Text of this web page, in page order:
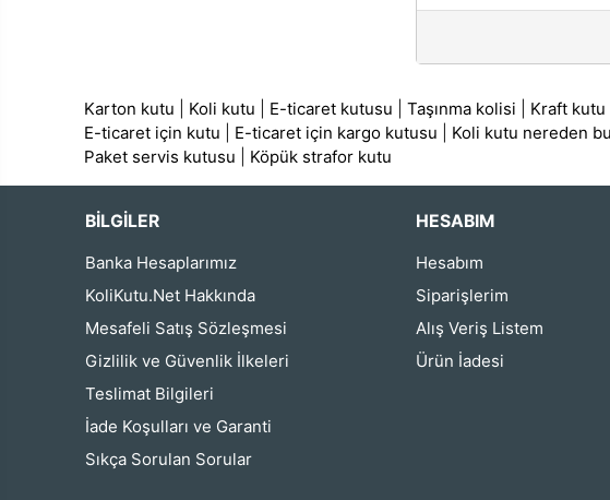
Karton kutu Koli kutu E-ticaret kutusu |Taşınma kolisi Kraft kutu
E-ticaret için kutu
E-ticaret için kargo kutusu Koli kutu nereden
Paket servis kutusu
Köpük strafor kutu
BİLGİLER
Banka Hesaplarımız
KoliKutu.Net Hakkında
Mesafeli Satış Sözleşmesi
Gizlilik ve Güvenlik İlkeleri
Teslimat Bilgileri
İade Koşulları ve Garanti
Sıkça Sorulan Sorular
HESABIM
Hesabım
Siparişlerim
Alış Veriş Listem
Ürün İadesi